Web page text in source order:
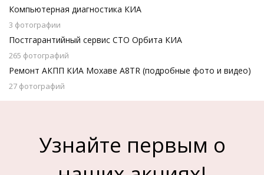
Компьютерная диагностика КИА
3 фотографии
Постгарантийный сервис СТО Орбита КИА
265 фотографий
Ремонт АКПП КИА Мохаве A8TR (подробные фото и видео)
27 фотографий
Узнайте первым о